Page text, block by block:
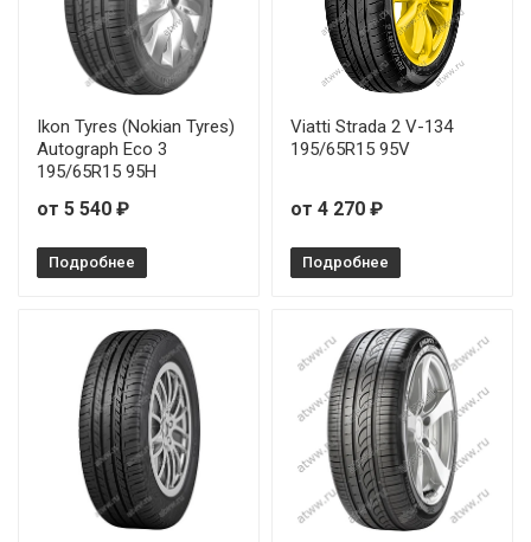
Ikon Tyres (Nokian Tyres)
Autograph Eco 3
195/65R15 95H
от 5 540 ₽
Подробнее
Viatti Strada 2 V-134
195/65R15 95V
от 4 270 ₽
Подробнее